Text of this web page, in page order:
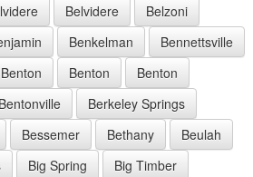
Belvidere
Belzoni
Benkelman
Bennettsville
Benton Benton
Benton
Bentonville
Berkeley Springs
Bessemer Bethany
Beulah
Big Spring
Big Timber